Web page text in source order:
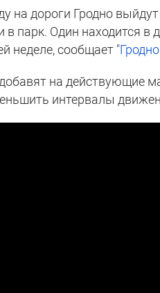
на дороги Гродно
в парк. Один находится
неделе, сообщает "
на действующие
интервалы